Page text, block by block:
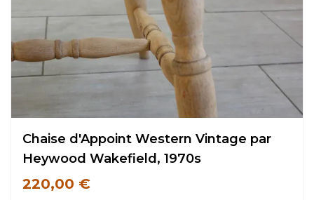
Chaise d'Appoint Western Vintage par
Heywood Wakefield, 1970s
220,00 €